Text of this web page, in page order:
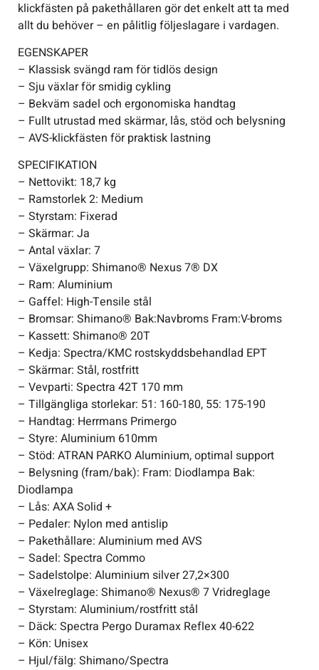
klickfästen på pakethållaren gör det enkelt att ta med
allt du behöver – en pålitlig följeslagare i vardagen.
EGENSKAPER
– Klassisk svängd ram för tidlös design
– Sju växlar för smidig cykling
– Bekväm sadel och ergonomiska handtag
– Fullt utrustad med skärmar, lås, stöd och belysning
– AVS-klickfästen för praktisk lastning
SPECIFIKATION
– Nettovikt: 18,7 kg
– Ramstorlek 2: Medium
– Styrstam: Fixerad
– Skärmar: Ja
– Antal växlar: 7
– Växelgrupp: Shimano® Nexus 7® DX
– Ram: Aluminium
– Gaffel: High-Tensile stål
– Bromsar: Shimano® Bak:Navbroms Fram:V-broms
– Kassett: Shimano® 20T
– Kedja: Spectra/KMC rostskyddsbehandlad EPT
– Skärmar: Stål, rostfritt
– Vevparti: Spectra 42T 170 mm
– Tillgängliga storlekar: 51: 160-180, 55: 175-190
– Handtag: Herrmans Primergo
– Styre: Aluminium 610mm
– Stöd: ATRAN PARKO Aluminium, optimal support
– Belysning (fram/bak): Fram: Diodlampa Bak:
Diodlampa
– Lås: AXA Solid +
– Pedaler: Nylon med antislip
– Pakethållare: Aluminium med AVS
– Sadel: Spectra Commo
– Sadelstolpe: Aluminium silver 27,2×300
– Växelreglage: Shimano® Nexus® 7 Vridreglage
– Styrstam: Aluminium/rostfritt stål
– Däck: Spectra Pergo Duramax Reflex 40-622
– Kön: Unisex
– Hjul/fälg: Shimano/Spectra